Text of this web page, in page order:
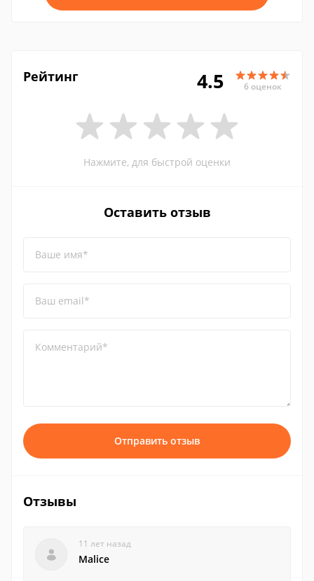
Рейтинг 4.5 6 оценок
Нажмите, для быстрой оценки
Оставить отзыв
Ваше имя*
Ваш email*
Комментарий*
Отправить отзыв
Отзывы
11 лет назад
Malice